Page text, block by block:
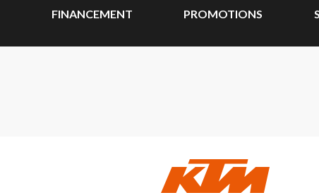
FINANCEMENT PROMOTIONS